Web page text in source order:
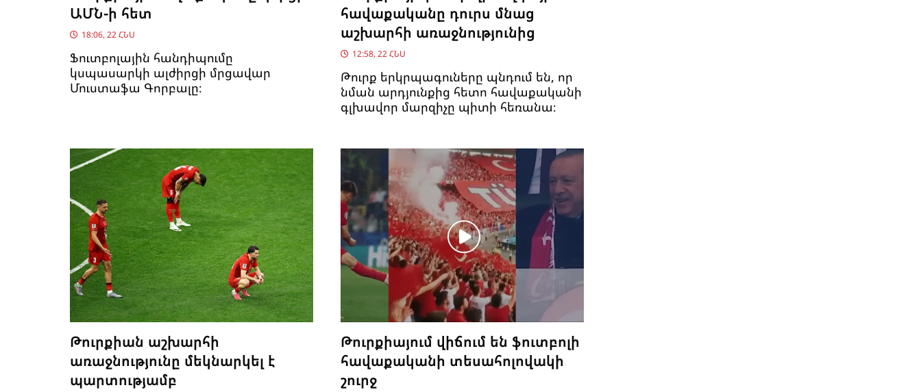
ԱՄՆ-ի հետ
18:06, 22 ՀՆՍ
Ֆուտբոլային հանդիպումը
կսպասարկի ալժիրցի մրցավար
Մուստաֆա Գորբալը։
հավաքականը դուրս մնաց
աշխարհի առաջնությունից
12:58, 22 ՀՆՍ
Թուրք երկրպագուները պնդում են, որ
նման արդյունքից հետո հավաքականի
գլխավոր մարզիչը պիտի հեռանա։
Թուրքիան աշխարհի
առաջնությունը մեկնարկել է
պարտությամբ
Թուրքիայում վիճում են ֆուտբոլի
հավաքականի տեսահոլովակի
շուրջ